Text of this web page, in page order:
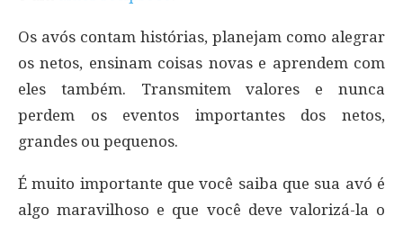
Os avós contam histórias, planejam como alegrar
os netos, ensinam coisas novas e aprendem com
eles também. Transmitem valores e nunca
perdem os eventos importantes dos netos,
grandes ou pequenos.
É muito importante que você saiba que sua avó é
algo maravilhoso e que você deve valorizá-la o